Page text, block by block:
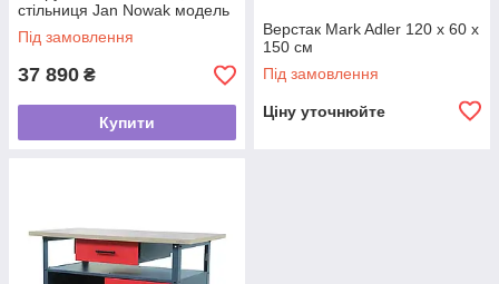
стільниця Jan Nowak модель
FRANK 170x60x85
Під замовлення
37 890 ₴
Купити
Верстак Mark Adler 120 х 60 х
150 см
Під замовлення
Ціну уточнюйте